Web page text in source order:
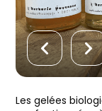
Les gelées